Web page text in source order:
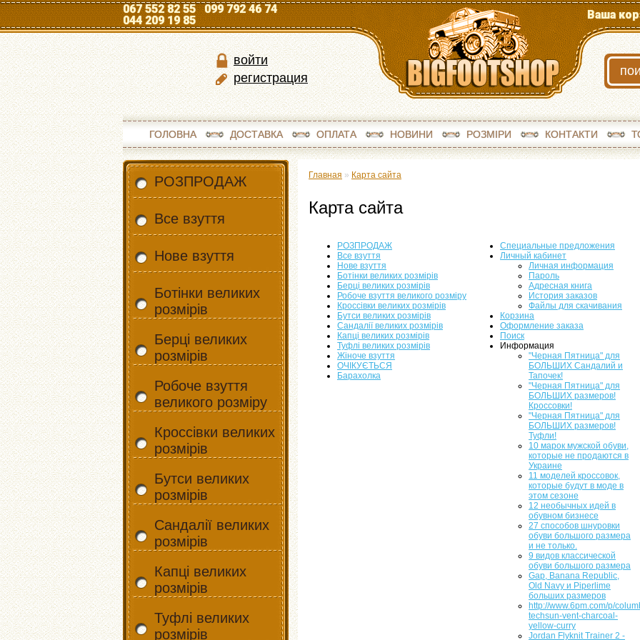
067 552 82 55 099 792 46 74
044 209 19 85
Ваша
войти
регистрация
ГОЛОВНА ДОСТАВКА ОПЛАТА НОВИНИ РОЗМІРИ КОНТАКТИ
РОЗПРОДАЖ
Все взуття
Нове взуття
Ботінки великих
розмірів
Берці великих
розмірів
Робоче взуття
великого розміру
Кроссівки великих
розмірів
Бутси великих
розмірів
Сандалії великих
розмірів
Капці великих
розмірів
Туфлі великих
розмірів
Главная » Карта сайта
Карта сайта
РОЗПРОДАЖ
Все взуття
Нове взуття
Ботінки великих розмірів
Берці великих розмірів
Робоче взуття великого розміру
Кроссівки великих розмірів
Бутси великих розмірів
Сандалії великих розмірів
Капці великих розмірів
Туфлі великих розмірів
Жіноче взуття
ОЧІКУЄТЬСЯ
Барахолка
Специальные предложения
Личный кабинет
Личная информация
Пароль
Адресная книга
История заказов
Файлы для скачивания
Корзина
Оформление заказа
Поиск
Информация
"Черная Пятница" для
БОЛЬШИХ Сандалий и
Тапочек!
"Черная Пятница" для
БОЛЬШИХ размеров!
Кроссовки!
"Черная Пятница" для
БОЛЬШИХ размеров!
Туфли!
10 марок мужской обуви,
которые не продаются в
Украине
11 моделей кроссовок,
которые будут в моде в
этом сезоне
12 необычных идей в
обувном бизнесе
27 способов шнуровки
обуви большого размера
и не только.
9 видов классической
обуви большого размера
Gap, Banana Republic,
Old Navy и Piperlime
больших размеров
http://www.6pm.com/p/
techsun-vent-charcoal-
yellow-curry
Jordan Flyknit Trainer 2 -